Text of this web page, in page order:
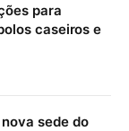
para
caseiros e
sede do